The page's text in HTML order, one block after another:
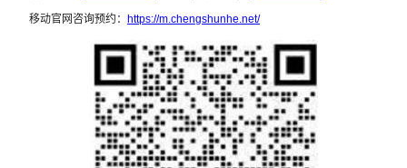
移动官网咨询预约： https://m.chengshunhe.net/